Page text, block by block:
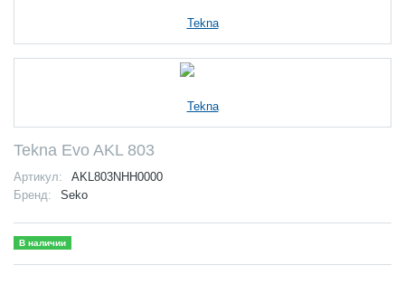
Tekna Evo AKL 803
Артикул:
AKL803NHH0000
Бренд:
Seko
В наличии